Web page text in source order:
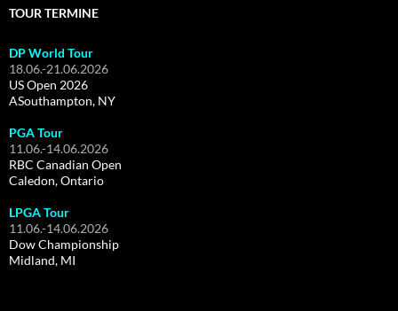
TOUR TERMINE
DP World Tour
18.06.-21.06.2026
US Open 2026
ASouthampton, NY
PGA Tour
11.06.-14.06.2026
RBC Canadian Open
Caledon, Ontario
LPGA Tour
11.06.-14.06.2026
Dow Championship
Midland, MI